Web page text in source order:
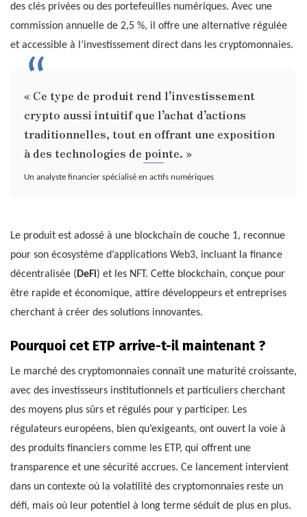
des clés privées ou des portefeuilles numériques. Avec une
commission annuelle de 2,5 %, il offre une alternative régulée
et accessible à l’investissement direct dans les cryptomonnaies.
« Ce type de produit rend l’investissement
crypto aussi intuitif que l’achat d’actions
traditionnelles, tout en offrant une exposition
à des technologies de pointe. »
Un analyste financier spécialisé en actifs numériques
Le produit est adossé à une blockchain de couche 1, reconnue
pour son écosystème d’applications Web3, incluant la finance
décentralisée (DeFi) et les NFT. Cette blockchain, conçue pour
être rapide et économique, attire développeurs et entreprises
cherchant à créer des solutions innovantes.
Pourquoi cet ETP arrive-t-il maintenant ?
Le marché des cryptomonnaies connaît une maturité croissante,
avec des investisseurs institutionnels et particuliers cherchant
des moyens plus sûrs et régulés pour y participer. Les
régulateurs européens, bien qu’exigeants, ont ouvert la voie à
des produits financiers comme les ETP, qui offrent une
transparence et une sécurité accrues. Ce lancement intervient
dans un contexte où la volatilité des cryptomonnaies reste un
défi, mais où leur potentiel à long terme séduit de plus en plus.